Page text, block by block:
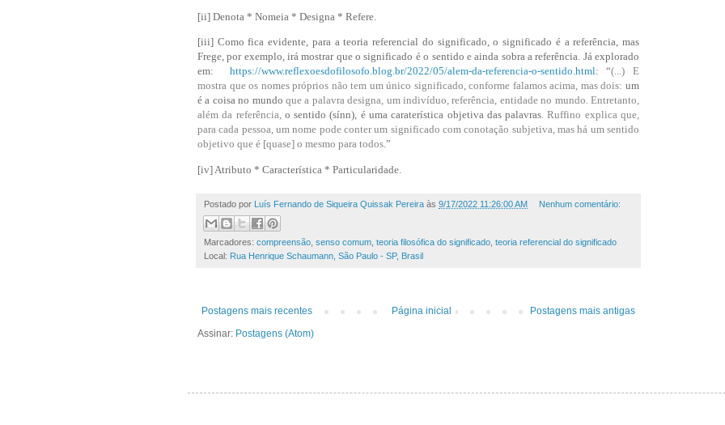
[ii] Denota * Nomeia * Designa * Refere.
[iii] Como fica evidente, para a teoria referencial do significado, o significado é a referência, mas
Frege, por exemplo, irá mostrar que o significado é o sentido e ainda sobra a referência. Já explorado
em: https://www.reflexoesdofilosofo.blog.br/2022/05/alem-da-referencia-o-sentido.html: “(...) E
mostra que os nomes próprios não tem um único significado, conforme falamos acima, mas dois: um
é a coisa no mundo que a palavra designa, um indivíduo, referência, entidade no mundo. Entretanto,
além da referência, o sentido (sínn), é uma caraterística objetiva das palavras. Ruffino explica que,
para cada pessoa, um nome pode conter um significado com conotação subjetiva, mas há um sentido
objetivo que é [quase] o mesmo para todos.”
[iv] Atributo * Característica * Particularidade.
Postado por Luís Fernando de Siqueira Quissak Pereira às 9/17/2022 11:26:00 AM Nenhum comentário:
Marcadores: compreensão senso comum teoria filosófica do significado teoria referencial do significado
Local: Rua Henrique Schaumann, São Paulo - SP, Brasil
Postagens mais recentes Postagens mais antigas
Página inicial
Assinar: Postagens (Atom)